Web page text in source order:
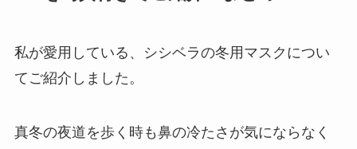
私が愛用している、シシベラの冬用マスクについ
てご紹介しました。
真冬の夜道を歩く時も鼻の冷たさが気にならなく